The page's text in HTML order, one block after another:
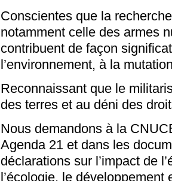
Conscientes que la
notamment celle des armes
contribuent de façon
l’environnement, à la
Reconnaissant que le
des terres et au déni des
Nous demandons à la
Agenda 21 et dans les
déclarations sur l’impact de
l’écologie, le développement